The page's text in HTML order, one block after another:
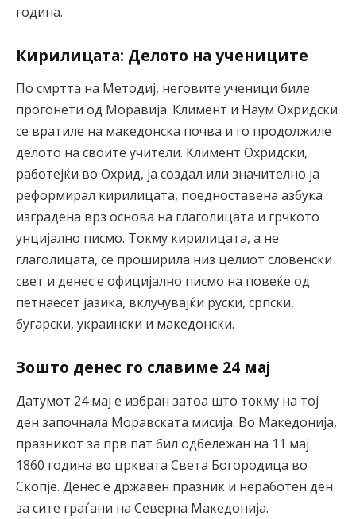
година.
Кирилицата: Делото на учениците
По смртта на Методиј, неговите ученици биле
прогонети од Моравија. Климент и Наум Охридски
се вратиле на македонска почва и го продолжиле
делото на своите учители. Климент Охридски,
работејќи во Охрид, ја создал или значително ја
реформирал кирилицата, поедноставена азбука
изградена врз основа на глаголицата и грчкото
унцијално писмо. Токму кирилицата, а не
глаголицата, се проширила низ целиот словенски
свет и денес е официјално писмо на повеќе од
петнаесет јазика, вклучувајќи руски, српски,
бугарски, украински и македонски.
Зошто денес го славиме 24 мај
Датумот 24 мај е избран затоа што токму на тој
ден започнала Моравската мисија. Во Македонија,
празникот за прв пат бил одбележан на 11 мај
1860 година во црквата Света Богородица во
Скопје. Денес е државен празник и неработен ден
за сите граѓани на Северна Македонија.